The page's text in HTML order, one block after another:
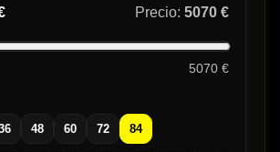
Precio: 5070 €
5070 €
48 60 72 84